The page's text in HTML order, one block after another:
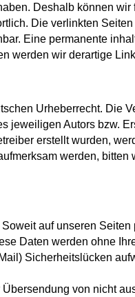
Deshalb können
Die verlinkten
Eine permanente
werden wir derartige
Urheberrecht. Die
Autors bzw.
erstellt wurden,
werden,
auf unseren
Daten werden ohne
Sicherheitslücken
von nicht